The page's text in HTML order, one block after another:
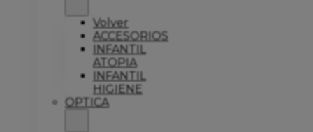
Volver
ACCESORIOS
INFANTIL
ATOPIA
INFANTIL
HIGIENE
OPTICA